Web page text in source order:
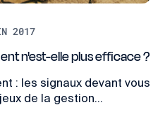
2017
n'est-elle plus efficace ?
: les signaux devant vous
de la gestion...